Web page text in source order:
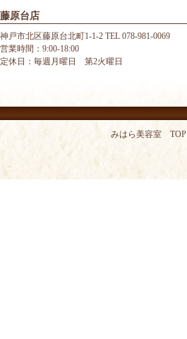
藤原台店
神戸市北区藤原台北町1-1-2 TEL 078-981-0069
営業時間：9:00-18:00
定休日：毎週月曜日 第2火曜日
みはら美容室 TOP